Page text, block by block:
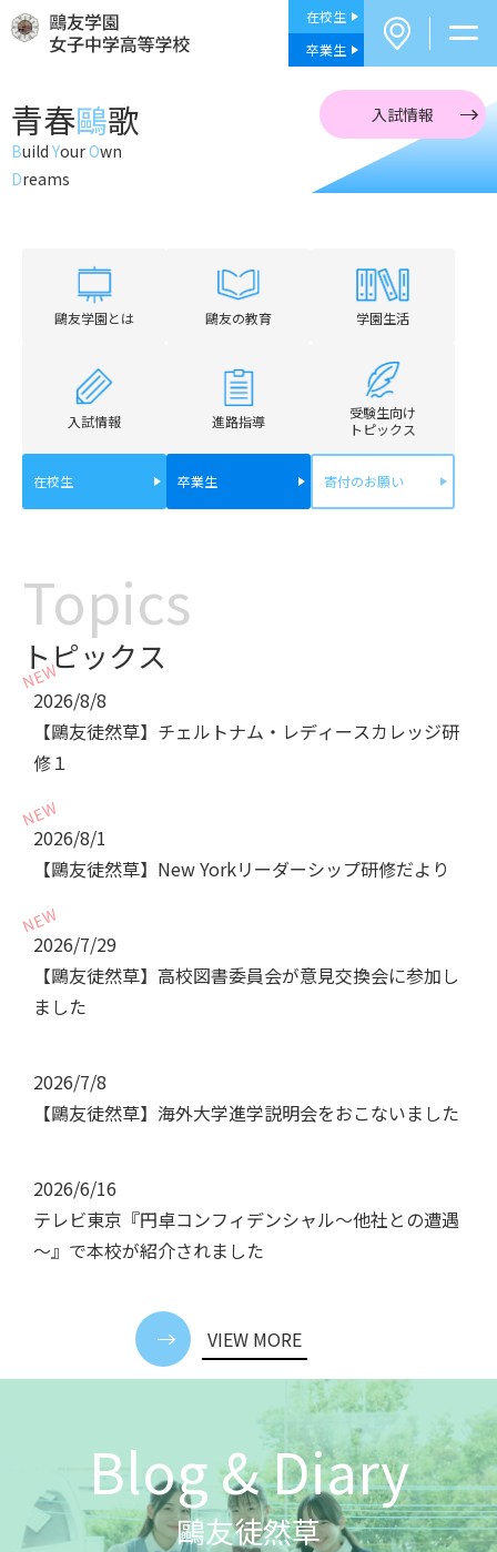
在校生
卒業生
青春鷗歌
Build YourOwn
Dreams
入試情報
鷗友学園とは 鷗友の教育 学園生活
入試情報 進路指導
受験生向け
トピックス
在校生 卒業生 寄付のお願い
Topics
トピックス
2026/8/8
【鷗友徒然草】チェルトナム・レディースカレッジ研
修１
2026/8/1
【鷗友徒然草】New Yorkリーダーシップ研修だより
2026/7/29
【鷗友徒然草】高校図書委員会が意見交換会に参加し
ました
2026/7/8
【鷗友徒然草】海外大学進学説明会をおこないました
2026/6/16
テレビ東京『円卓コンフィデンシャル～他社との遭遇
～』で本校が紹介されました
VIEW MORE
Blog & Diary
鷗友徒然草